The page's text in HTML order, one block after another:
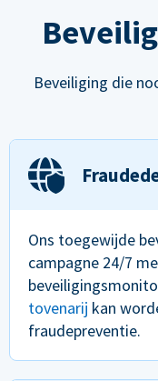
Beveiliging die
Ons toegewijde
campagne 24/7
tovenarij kan
fraudepreventie.